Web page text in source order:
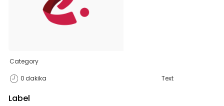
Category
0 dakika Text
Label